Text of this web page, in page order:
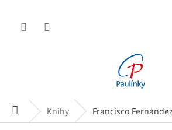
obsah
Domů Knihy Francisco